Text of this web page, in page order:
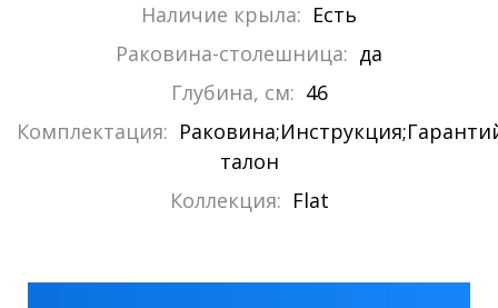
Наличие крыла: Есть
Раковина-столешница: да
Глубина, см: 46
Комплектация:
талон
Коллекция: Flat